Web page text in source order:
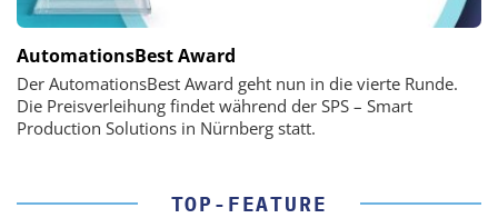
AutomationsBest Award
Der AutomationsBest Award geht nun in die vierte Runde.
Die Preisverleihung findet während der SPS – Smart
Production Solutions in Nürnberg statt.
TOP-FEATURE